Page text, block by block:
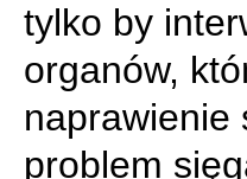
tylko by
organów,
naprawienie
problem